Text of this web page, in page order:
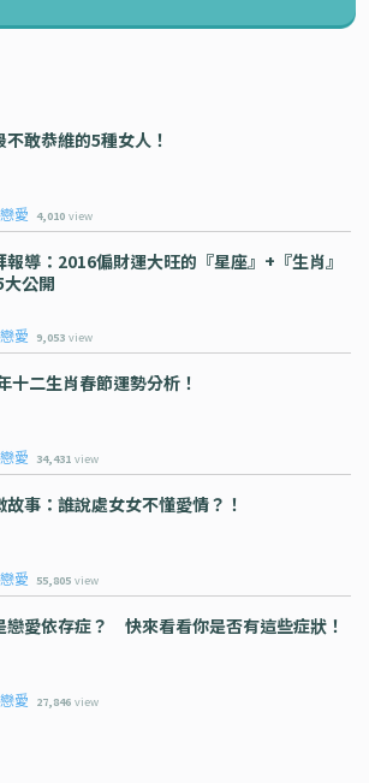
不敢恭維的5種女人！
愛 4,010 view
報導：2016偏財運大旺的『星座』+『生肖』
大公開
愛 9,053 view
十二生肖春節運勢分析！
愛 34,431 view
故事：誰說處女女不懂愛情？！
愛 55,805 view
戀愛依存症？ 快來看看你是否有這些症狀！
愛 27,846 view